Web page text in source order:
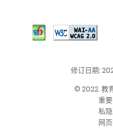
修订日期:
© 2022. 教
重
私
网